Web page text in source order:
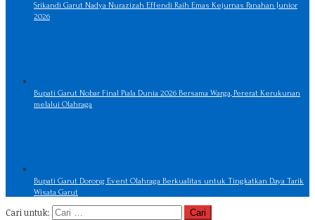
Srikandi Garut Nadya Nurazizah Effendi Raih Emas Kejurnas Panahan Junior
2026
Bupati Garut Nobar Final Piala Dunia 2026 Bersama Warga, Pererat Kerukunan
melalui Olahraga
Bupati Garut Dorong Event Olahraga Berkualitas untuk Tingkatkan Daya Tarik
Wisata Garut
Cari untuk: